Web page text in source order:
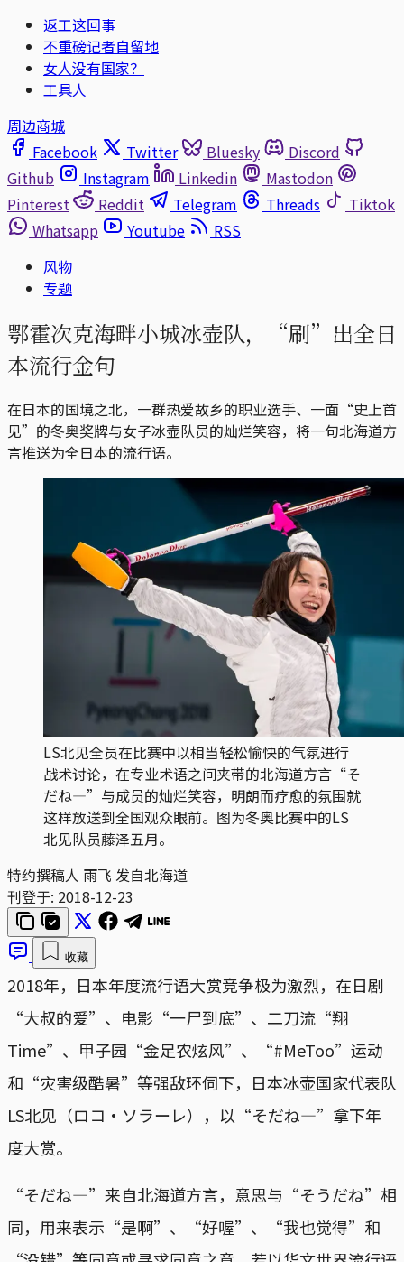
返工这回事
不重磅记者自留地
女人没有国家？
工具人
周边商城
Facebook
Twitter Bluesky
Discord
Github
Instagram Linkedin
Mastodon
Pinterest
Reddit Telegram Threads
Tiktok
Whatsapp
Youtube
RSS
风物
专题
鄂霍次克海畔小城冰壶队，“刷”出全日
本流行金句
在日本的国境之北，一群热爱故乡的职业选手、一面“史上首
见”的冬奥奖牌与女子冰壶队员的灿烂笑容，将一句北海道方
言推送为全日本的流行语。
LS北见全员在比赛中以相当轻松愉快的气氛进行
战术讨论，在专业术语之间夹带的北海道方言“そ
だね—”与成员的灿烂笑容，明朗而疗愈的氛围就
这样放送到全国观众眼前。图为冬奥比赛中的LS
北见队员藤泽五月。
特约撰稿人 雨飞 发自北海道
刊登于: 2018-12-23
收藏
2018年，日本年度流行语大赏竞争极为激烈，在日剧
“大叔的爱”、电影“一尸到底”、二刀流“翔
Time”、甲子园“金足农炫风”、“#MeToo”运动
和“灾害级酷暑”等强敌环伺下，日本冰壶国家代表队
LS北见（ロコ・ソラーレ），以“そだね—”拿下年
度大赏。
“そだね—”来自北海道方言，意思与“そうだね”相
同，用来表示“是啊”、“好喔”、“我也觉得”和